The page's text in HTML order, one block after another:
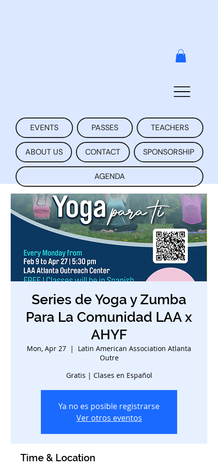
EVENTS PASSES TEACHERS
ABOUT US CONTACT SPONSORSHIP
AGENDA
Series de Yoga y Zumba
Para La Comunidad LAA x
AHYF
Mon, Apr 27
  |
Latin American Association Atlanta
Outre
Gratis | Clases en Español
Ya no es posible registrarse
Ver otros eventos
Time & Location